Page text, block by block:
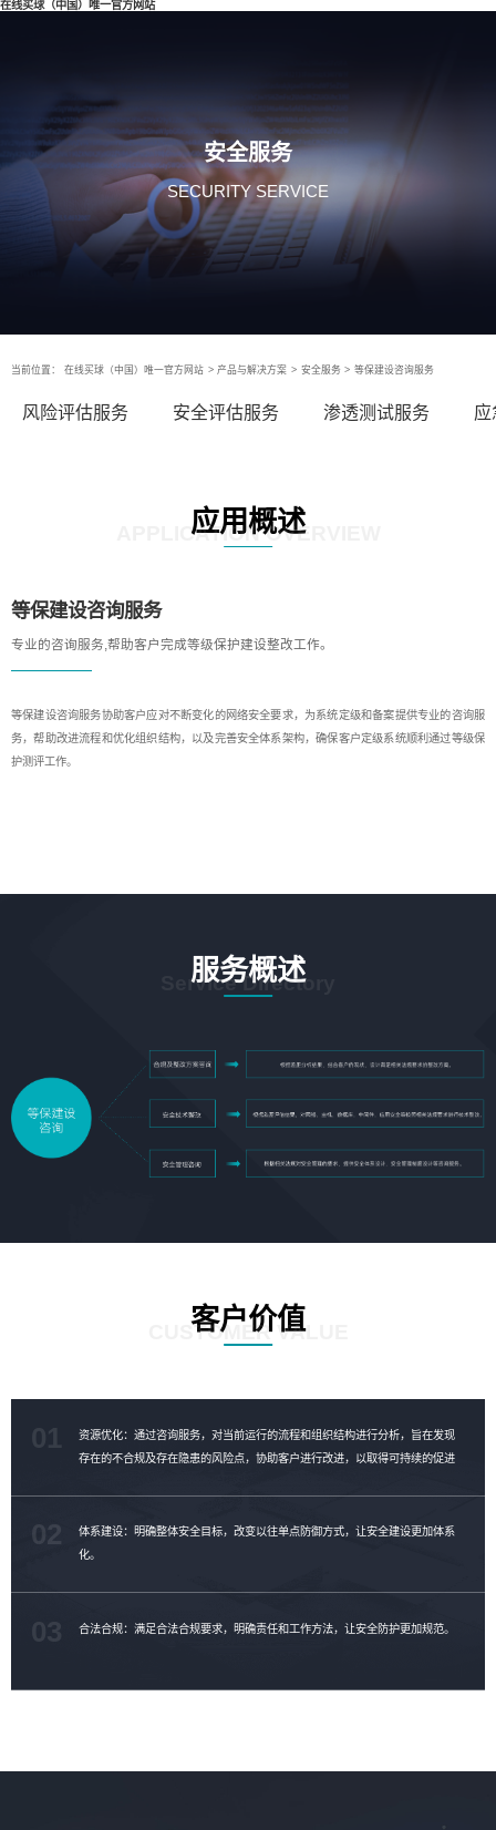
在线买球（中国）唯一官方网站
安全服务
SECURITY SERVICE
当前位置： 在线买球（中国）唯一官方网站 > 产品与解决方案 > 安全服务 > 等保建设咨询服务
风险评估服务 安全评估服务 渗透测试服务 应
应用概述
APPLICATION OVERVIEW
等保建设咨询服务
专业的咨询服务,帮助客户完成等级保护建设整改工作。
等保建设咨询服务协助客户应对不断变化的网络安全要求，为系统定级和备案提供专业的咨询服
务，帮助改进流程和优化组织结构，以及完善安全体系架构，确保客户定级系统顺利通过等级保
护测评工作。
服务概述
Service Directory
客户价值
CUSTOMER VALUE
资源优化：通过咨询服务，对当前运行的流程和组织结构进行分析，旨在发现
存在的不合规及存在隐患的风险点，协助客户进行改进，以取得可持续的促进
体系建设：明确整体安全目标，改变以往单点防御方式，让安全建设更加体系
化。
02
合法合规：满足合法合规要求，明确责任和工作方法，让安全防护更加规范。
03